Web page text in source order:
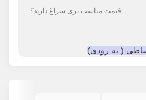
قیمت مناسب تری سراغ دارید؟
( به زودی)